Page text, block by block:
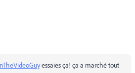
essaies ça! ça a marché tout